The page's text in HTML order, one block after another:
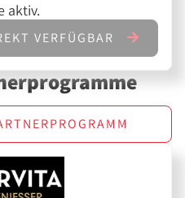
aktiv.
VERFÜGBAR